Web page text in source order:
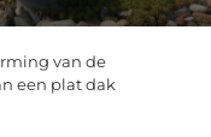
van de
een plat dak